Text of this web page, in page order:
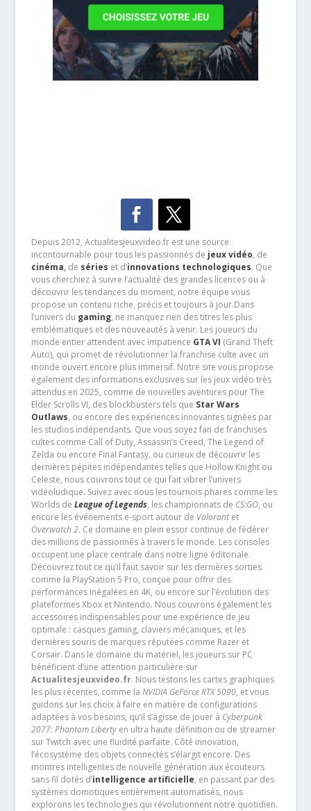
Depuis 2012, Actualitesjeuxvideo.fr est une source
incontournable pour tous les passionnés de jeux vidéo, de
cinéma,de séries et d’innovations technologiques. Que
vous cherchiez à suivre l’actualité des grandes licences ou à
découvrir les tendances du moment, notre équipe vous
propose un contenu riche, précis et toujours à jour.Dans
l’univers du gaming, ne manquez rien des titres les plus
emblématiques et des nouveautés à venir. Les joueurs du
monde entier attendent avec impatience GTA VI (Grand Theft
Auto), qui promet de révolutionner la franchise culte avec un
monde ouvert encore plus immersif. Notre site vous propose
également des informations exclusives sur les jeux vidéo très
attendus en 2025, comme de nouvelles aventures pour The
Elder Scrolls VI, des blockbusters tels que Star Wars
Outlaws, ou encore des expériences innovantes signées par
les studios indépendants. Que vous soyez fan de franchises
cultes comme Call of Duty, Assassin’s Creed, The Legend of
Zelda ou encore Final Fantasy, ou curieux de découvrir les
dernières pépites indépendantes telles que Hollow Knight ou
Celeste, nous couvrons tout ce qui fait vibrer l’univers
vidéoludique. Suivez avec nous les tournois phares comme les
Worlds de League of Legends, les championnats de CS:GO, ou
encore les événements e-sport autour de Valorantet
Overwatch 2. Ce domaine en plein essor continue de fédérer
des millions de passionnés à travers le monde. Les consoles
occupent une place centrale dans notre ligne éditoriale.
Découvrez tout ce qu’il faut savoir sur les dernières sorties
comme la PlayStation 5 Pro, conçue pour offrir des
performances inégalées en 4K, ou encore sur l’évolution des
plateformes Xbox et Nintendo. Nous couvrons également les
accessoires indispensables pour une expérience de jeu
optimale : casques gaming, claviers mécaniques, et les
dernières souris de marques réputées comme Razer et
Corsair. Dans le domaine du matériel, les joueurs sur PC
bénéficient d’une attention particulière sur
Actualitesjeuxvideo.fr. Nous testons les cartes graphiques
les plus récentes, comme la NVIDIA GeForce RTX 5090, et vous
guidons sur les choix à faire en matière de configurations
adaptées à vos besoins, qu’il s’agisse de jouer à Cyberpunk
2077: Phantom Libertyen ultra haute définition ou de streamer
sur Twitch avec une fluidité parfaite. Côté innovation,
l’écosystème des objets connectés s’élargit encore. Des
montres intelligentes de nouvelle génération aux écouteurs
sans fil dotés d’intelligence artificielle, en passant par des
systèmes domotiques entièrement automatisés, nous
explorons les technologies qui révolutionnent notre quotidien.